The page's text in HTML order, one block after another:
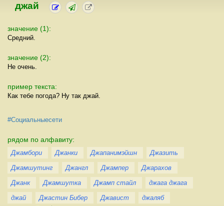
джай
значение (1):
Средний.
значение (2):
Не очень.
пример текста:
Как тебе погода? Ну так джай.
#Социальныесети
рядом по алфавиту:
Джамбори Джанки Джапанимэйшн
Джазить
Джамшутинг
Джангл Джампер
Джарахов
Джанк
Джамшутка Джамп стайл
джага джага
джай
Джастин Бибер Джавист джаляб